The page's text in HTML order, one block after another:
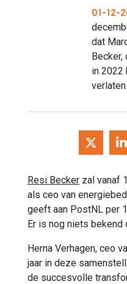
01-12-
dat
Becker,
in 2022
verlaten.
Resi Becker zal vanaf
als ceo van
geeft aan PostNL per
Er is nog niets bekend
Herna Verhagen, ceo
jaar in deze
de succesvolle